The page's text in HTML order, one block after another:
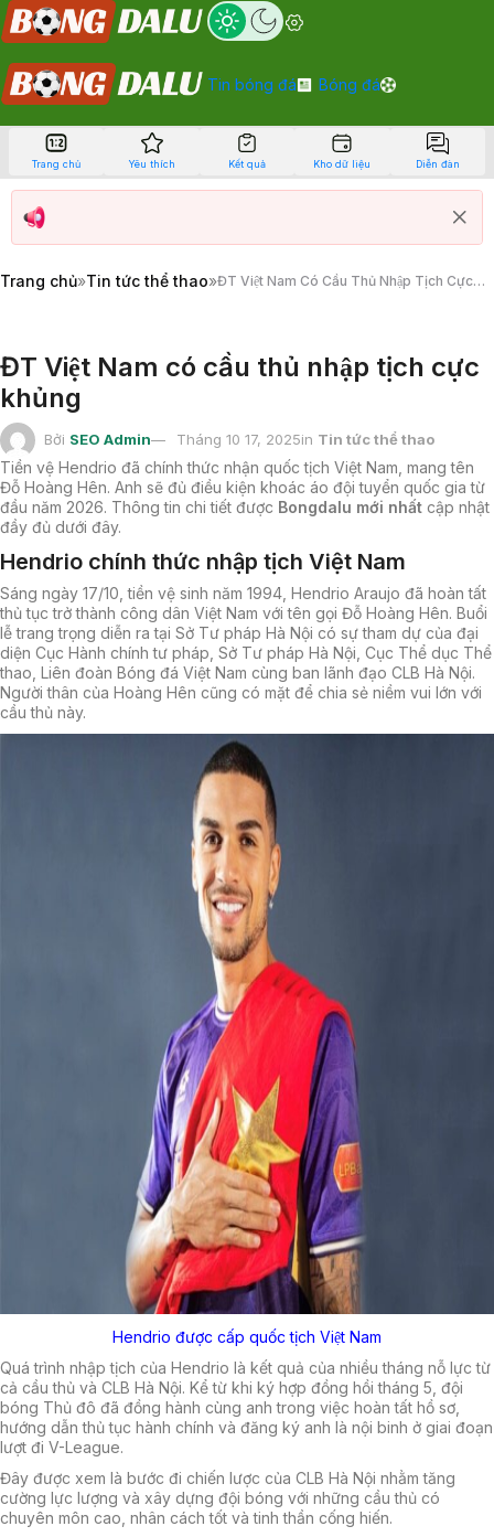
Tin bóng đá Bóng đá
Trang chủ Yêu thích Kết quả Kho dữ liệu Diễn đàn
Trang chủ»Tin tức thể thao»ĐT Việt Nam Có Cầu Thủ Nhập Tịch Cực
ĐT Việt Nam có cầu thủ nhập tịch cực
khủng
Bởi SEO Admin Tháng 10 17, 2025in Tin tức thể thao
Tiền vệ Hendrio đã chính thức nhận quốc tịch Việt Nam, mang tên
Đỗ Hoàng Hên. Anh sẽ đủ điều kiện khoác áo đội tuyển quốc gia từ
đầu năm 2026. Thông tin chi tiết được Bongdalu mới nhất cập nhật
đầy đủ dưới đây.
Hendrio chính thức nhập tịch Việt Nam
Sáng ngày 17/10, tiền vệ sinh năm 1994, Hendrio Araujo đã hoàn tất
thủ tục trở thành công dân Việt Nam với tên gọi Đỗ Hoàng Hên. Buổi
lễ trang trọng diễn ra tại Sở Tư pháp Hà Nội có sự tham dự của đại
diện Cục Hành chính tư pháp, Sở Tư pháp Hà Nội, Cục Thể dục Thể
thao, Liên đoàn Bóng đá Việt Nam cùng ban lãnh đạo CLB Hà Nội.
Người thân của Hoàng Hên cũng có mặt để chia sẻ niềm vui lớn với
cầu thủ này.
Hendrio được cấp quốc tịch Việt Nam
Quá trình nhập tịch của Hendrio là kết quả của nhiều tháng nỗ lực từ
cả cầu thủ và CLB Hà Nội. Kể từ khi ký hợp đồng hồi tháng 5, đội
bóng Thủ đô đã đồng hành cùng anh trong việc hoàn tất hồ sơ,
hướng dẫn thủ tục hành chính và đăng ký anh là nội binh ở giai đoạn
lượt đi V-League.
Đây được xem là bước đi chiến lược của CLB Hà Nội nhằm tăng
cường lực lượng và xây dựng đội bóng với những cầu thủ có
chuyên môn cao, nhân cách tốt và tinh thần cống hiến.